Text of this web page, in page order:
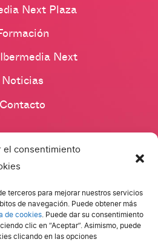
el consentimiento
terceros para mejorar nuestros servicios
de navegación. Puede obtener más
de cookies . Puede dar su consentimiento
clic en “Aceptar”. Asimismo, puede
clicando en las opciones
Next Plaza
Next
Noticias
Contacto
los derechos reservados.